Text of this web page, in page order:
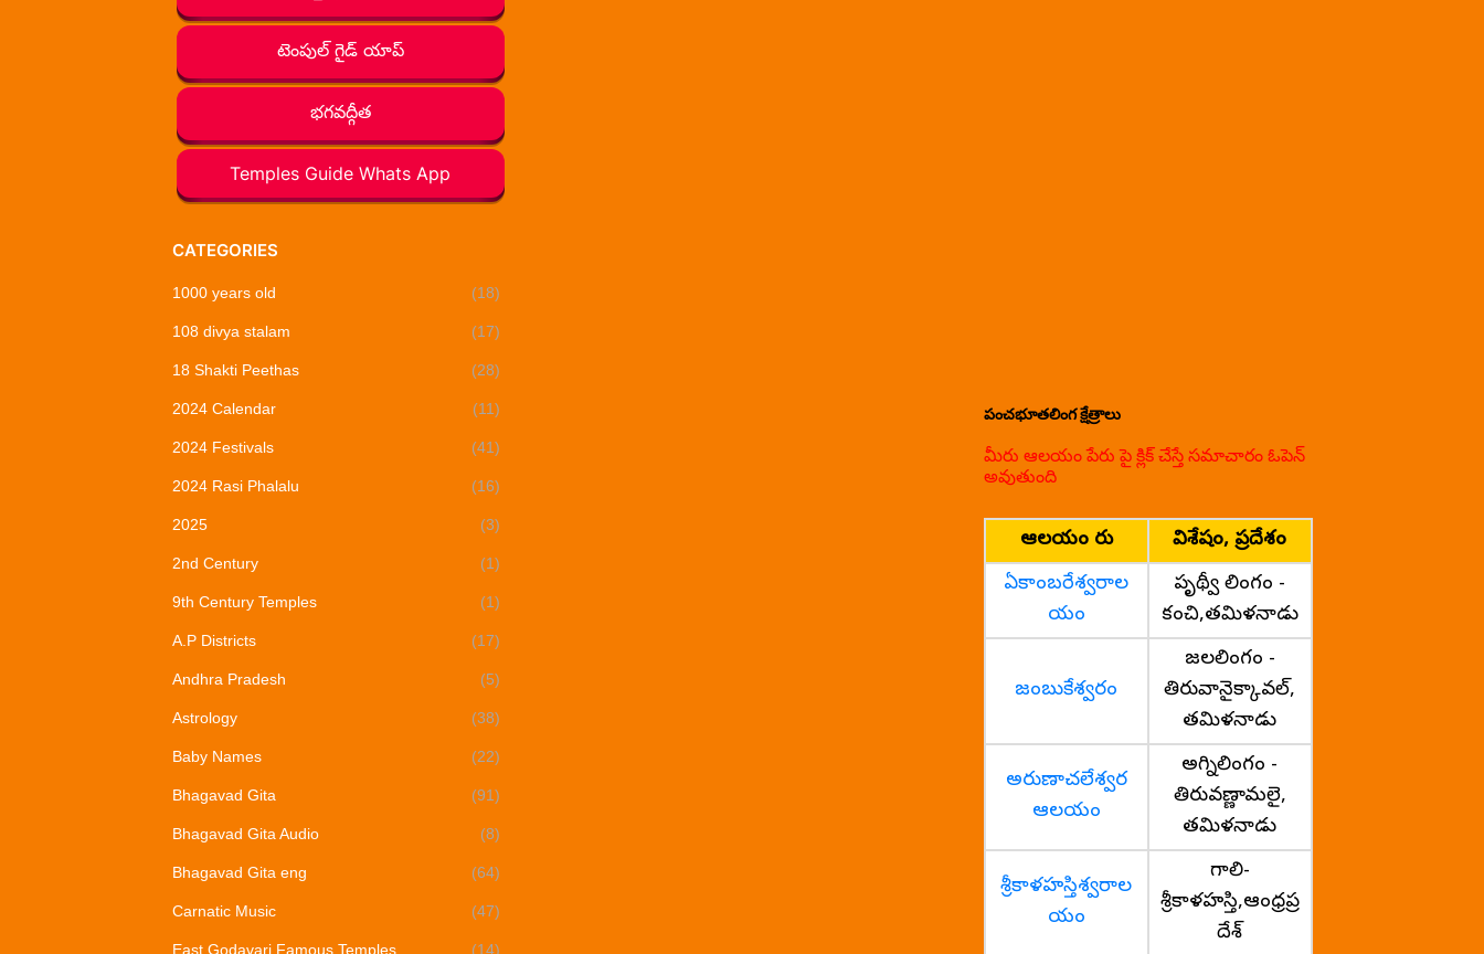
టెంపుల్ గైడ్ యాప్
భగవద్గీత
Temples Guide Whats App
CATEGORIES
1000 years old (18)
108 divya stalam (17)
18 Shakti Peethas (28)
2024 Calendar (11)
2024 Festivals (41)
2024 Rasi Phalalu (16)
2025 (3)
2nd Century (1)
9th Century Temples (1)
A.P Districts (17)
Andhra Pradesh (5)
Astrology (38)
Baby Names (22)
Bhagavad Gita (91)
Bhagavad Gita Audio (8)
Bhagavad Gita eng (64)
Carnatic Music (47)
East Godavari Famous Temples (14)
పంచభూతలింగ క్షేత్రాలు
మీరు ఆలయం పేరు పై క్లిక్ చేస్తే సమాచారం ఓపెన్
అవుతుంది
ఆలయం పేరు
విశేషం, ప్రదేశం
ఏకాంబరేశ్వరాల
యం
పృథ్వీ లింగం -
కంచి,తమిళనాడు
జంబుకేశ్వరం
జలలింగం -
తిరువానైక్కావల్,
తమిళనాడు
అరుణాచలేశ్వర
ఆలయం
అగ్నిలింగం -
తిరువణ్ణామలై,
తమిళనాడు
శ్రీకాళహస్తిశ్వరాల
యం
గాలి-
శ్రీకాళహస్తి,ఆంధ్రప్ర
దేశ్